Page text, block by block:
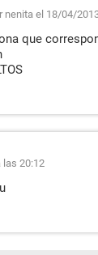
nenita el 18/04/
que
las 20:12